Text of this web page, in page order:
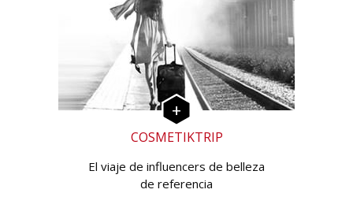
COSMETIKTRIP
El viaje de influencers de belleza
de referencia